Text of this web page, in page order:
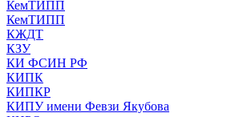
КемТИПП
КемТИПП
КЖДТ
КЗУ
КИ ФСИН РФ
КИПК
КИПКР
КИПУ имени Февзи Якубова